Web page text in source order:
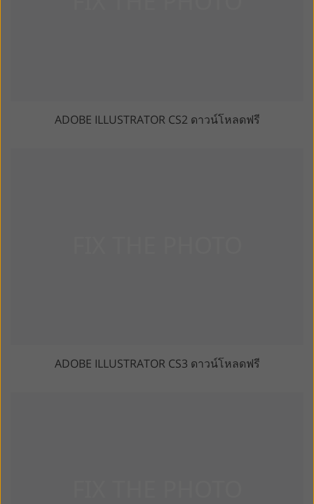
ADOBE ILLUSTRATOR CS2 ดาวน์โหลดฟรี
ADOBE ILLUSTRATOR CS3 ดาวน์โหลดฟรี